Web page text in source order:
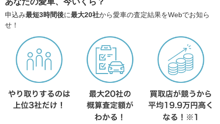
申込み最短3時間後に最大20社から愛車の査定結果をWebでお知ら
せ！